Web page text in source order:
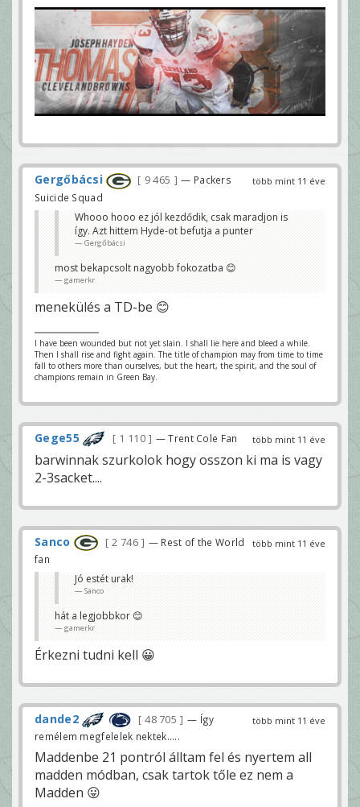
több mint 11 éve
Gergőbácsi 9 465
— Packers
Suicide Squad
Whooo hooo ez jól kezdődik, csak maradjon is
így. Azt hittem Hyde-ot befutja a punter
Gergőbácsi
most bekapcsolt nagyobb fokozatba 😊
gamerkr
menekülés a TD-be 😊
I have been wounded but not yet slain. I shall lie here and bleed a while.
Then I shall rise and fight again. The title of champion may from time to time
fall to others more than ourselves, but the heart, the spirit, and the soul of
champions remain in Green Bay.
több mint 11 éve
Gege55 1 110 — Trent Cole Fan
barwinnak szurkolok hogy osszon ki ma is vagy
2-3sacket....
több mint 11 éve
Sanco 2 746
— Rest of the World
fan
Jó estét urak!
Sanco
hát a legjobbkor 😊
gamerkr
Érkezni tudni kell 😀
több mint 11 éve
dande2 48 705
— Így
remélem megfelelek nektek.....
Maddenbe 21 pontról álltam fel és nyertem all
madden módban, csak tartok tőle ez nem a
Madden 😛